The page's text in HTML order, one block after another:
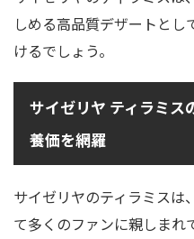
しめる高品質デザートと
けるでしょう。
サイゼリヤ ティラミス
養価を網羅
サイゼリヤのティラミスは
て多くのファンに親しまれ